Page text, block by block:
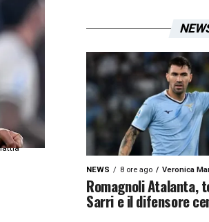
NEWS 8 ore ago Veronica
Romagnoli Atalanta,
Sarri e il difensore